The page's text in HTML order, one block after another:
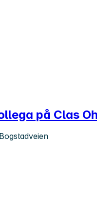
på Clas